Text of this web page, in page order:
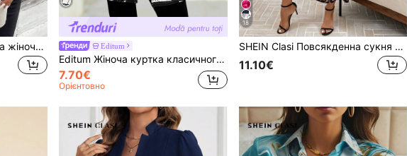
SHEIN Clasi Літня/весняна жіноча блузка/сорочка без рукавів з V-подібним вирізом та рослинним принтом, приталена, топ без рукавів Editum
Editum Жіноча куртка класичного крою з чорно-білим геометричним візерунком, осінньо-зимова
7.70€
Орієнтовно
18
SHEIN Clasi Повсякденна сукня без рукавів з леопардовим принтом для осіннього жіночого одягу, літні сукні для жінок
11.10€